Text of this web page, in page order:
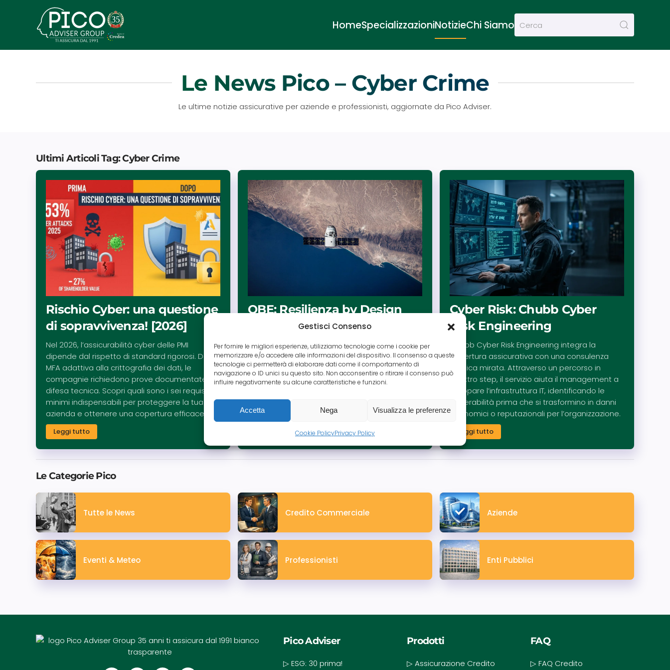
Gestisci Consenso
Per fornire le migliori esperienze, utilizziamo tecnologie come i cookie per
memorizzare e/o accedere alle informazioni del dispositivo. Il consenso a queste
tecnologie ci permetterà di elaborare dati come il comportamento di
navigazione o ID unici su questo sito. Non acconsentire o ritirare il consenso può
influire negativamente su alcune caratteristiche e funzioni.
Accetta Nega Visualizza le preferenze
Cookie PolicyPrivacy Policy
Passa
contenuto
HomeSpecializzazioniNotizieChi Siamo
Le News Pico – Cyber Crime
Le ultime notizie assicurative per aziende e professionisti, aggiornate da Pico Adviser.
Ultimi Articoli Tag: Cyber Crime
Rischio Cyber: una questione
di sopravvivenza! [2026]
Nel 2026, l’assicurabilità cyber delle PMI
dipende dal rispetto di standard rigorosi. Dalla
MFA adattiva alla crittografia dei dati, le
compagnie richiedono prove documentate di
difesa tecnica. Scopri quali sono i sei requisiti
minimi indispensabili per proteggere la tua
azienda e ottenere una copertura efficace.
Leggi tutto
QBE: Resilienza by Design
Il panorama del rischio informatico evolve
Intelligenza Artificiale. Il report QBE “Resilienza
by Design” evidenzia le vulnerabilità strutturali
delle aziende moderne e offre strategie per
prevedere le interruzioni tecnologiche in un
clima dominato dal cybercrime sofisticato.
Cyber Risk: Chubb Cyber
Risk Engineering
Chubb Cyber Risk Engineering integra la
copertura assicurativa con una consulenza
tecnica mirata. Attraverso un percorso in
quattro step, il servizio aiuta il management a
mappare l’infrastruttura IT, identificando le
vulnerabilità prima che si trasformino in danni
economici o reputazionali per l’organizzazione.
Leggi tutto
Le Categorie Pico
Tutte le News Credito Commerciale Aziende
Eventi & Meteo Professionisti Enti Pubblici
Pico Adviser
▷ ESG: 30 prima!
Prodotti
▷ Assicurazione Credito
FAQ
▷ FAQ Credito